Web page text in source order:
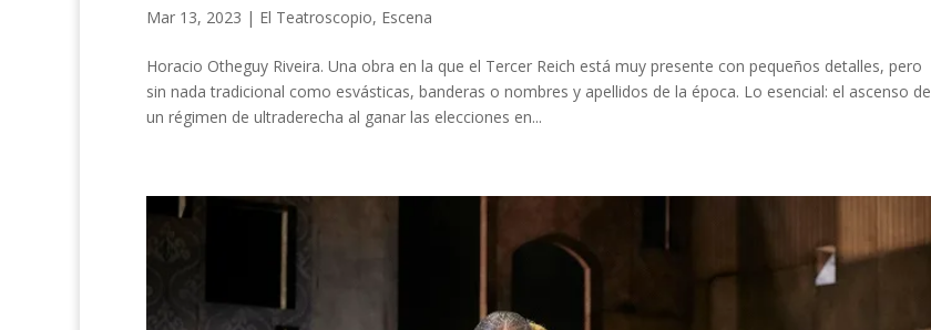
Mar 13, 2023 | El Teatroscopio, Escena
Horacio Otheguy Riveira. Una obra en la que el Tercer Reich está muy presente con pequeños detalles, pero
sin nada tradicional como esvásticas, banderas o nombres y apellidos de la época. Lo esencial: el ascenso de
un régimen de ultraderecha al ganar las elecciones en...